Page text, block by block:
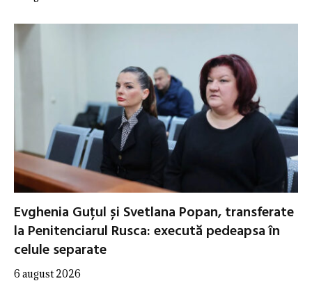
Evghenia Guțul și Svetlana Popan, transferate
la Penitenciarul Rusca: execută pedeapsa în
celule separate
6 august 2026